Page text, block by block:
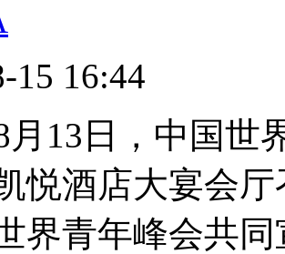
15 16:44
月13日，中国世
悦酒店大宴会
界青年峰会共